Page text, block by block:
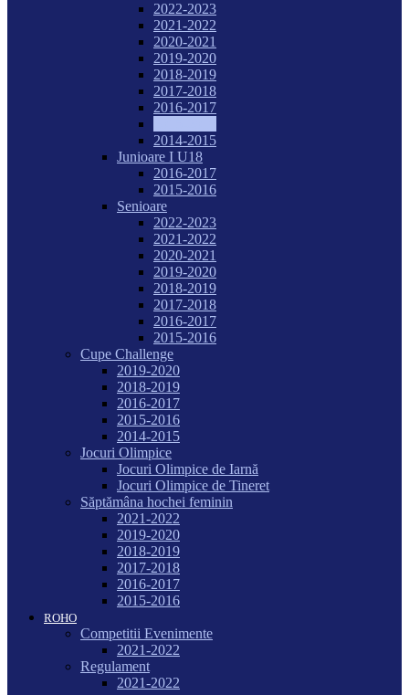
2022-2023
2021-2022
2020-2021
2019-2020
2018-2019
2017-2018
2016-2017
2014-2015
Junioare I U18
2016-2017
2015-2016
Senioare
2022-2023
2021-2022
2020-2021
2019-2020
2018-2019
2017-2018
2016-2017
2015-2016
Cupe Challenge
2019-2020
2018-2019
2016-2017
2015-2016
2014-2015
Jocuri Olimpice
Jocuri Olimpice de Iarnă
Jocuri Olimpice de Tineret
Săptămâna hochei feminin
2021-2022
2019-2020
2018-2019
2017-2018
2016-2017
2015-2016
ROHO
Competitii Evenimente
2021-2022
Regulament
2021-2022